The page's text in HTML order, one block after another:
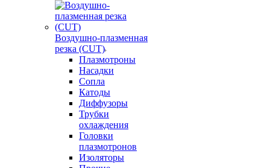
Воздушно-плазменная
резка (CUT)
Плазмотроны
Насадки
Сопла
Катоды
Диффузоры
Трубки
охлаждения
Головки
плазмотронов
Изоляторы